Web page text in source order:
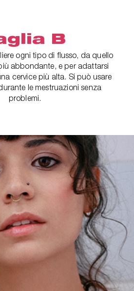
B
ogni tipo di flusso, da quello
abbondante, e per adattarsi
cervice più alta. Si può usare
le mestruazioni senza
problemi.